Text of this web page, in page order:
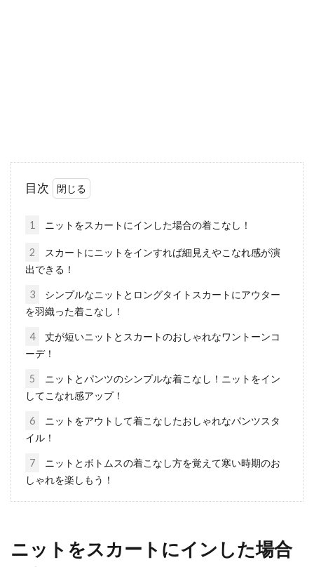
メージの付け方はあるの？
フワフワのチュールスカートはいくつになって
由を理解してオシャレに！
目次
1 ニットをスカートにインした場合の着こなし！
2
スカートにニットをインすれば細見えやこなれ感が演
出できる！
3
シンプルなニットとロングタイトスカートにアウター
を羽織った着こなし！
4
丈が短いニットとスカートのおしゃれなワントーンコ
ーデ！
5
ニットとパンツのシンプルな着こなし！ニットをイン
してこなれ感アップ！
6
ニットをアウトして着こなしたおしゃれなパンツスタ
イル！
7
ニットとボトムスの着こなし方を覚えて寒い時期のお
しゃれを楽しもう！
ニットをスカートにインした場合